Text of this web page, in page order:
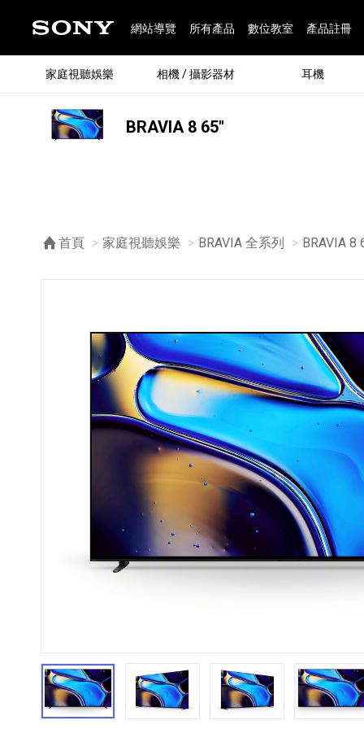
網站導覽 所有產品 數位教室 產品註冊
家庭視聽娛樂
BRAVIA 全系列 67個產品 家庭
HiFi 音響 11個產品 藍光
相機 / 攝影器材
α 數位單眼相機 49個產品 α 專
隨身型數位相機 64個產品 相機
耳機
全系列耳機 46個產品 耳機
Walkman 數位隨身聽 12個產品
藍牙喇叭 19個產品
Xperia 智慧型手機 6個產品
INZONE 電競螢幕 3個產品
PlayStation®主機 / 配件 37個產品
REON POCKET / 配件 6個產品
BRAVIA 8 65"
首頁 家庭視聽娛樂 BRAVIA 全系列 目前頁面
BRAVIA 8
第1張 第2張 第3張 第4張